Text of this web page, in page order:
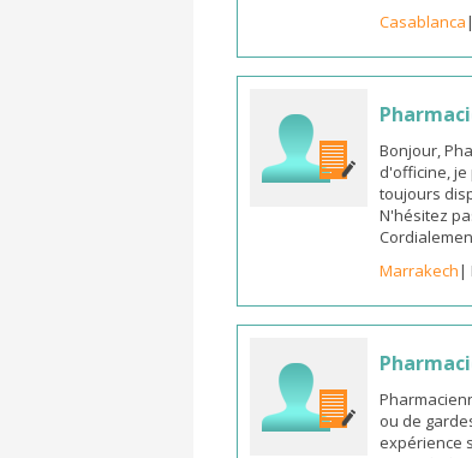
Casablanca
Bonjour,
d'officine,
toujours
N'hésitez
Marrakech|
ou de
expérience